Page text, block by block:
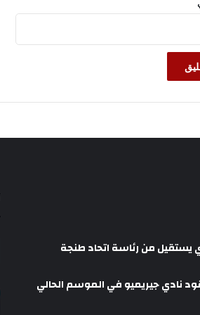
من رئاسة اتحاد طنجة
نادي جيريميو في الموسم الحالي